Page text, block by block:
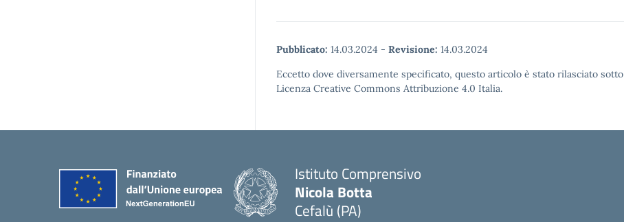
Pubblicato: 14.03.2024 - Revisione: 14.03.2024
Eccetto dove diversamente specificato, questo articolo è stato rilasciato sotto
Licenza Creative Commons Attribuzione 4.0 Italia.
Istituto Comprensivo
Nicola Botta
Cefalù (PA)